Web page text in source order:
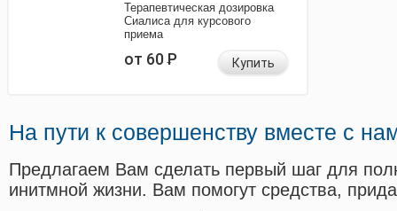
Терапевтическая дозировка
Сиалиса для курсового
приема
от 60Р Купить
На пути к совершенству вместе с
Предлагаем Вам сделать первый шаг для
инитмной жизни. Вам помогут средства,